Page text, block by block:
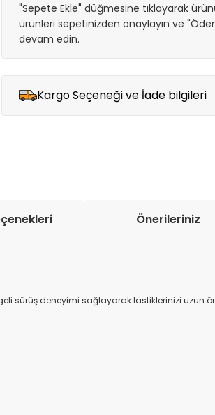
"Sepete Ekle" düğmesine tıklayarak
ürünleri sepetinizden onaylayın ve
devam edin.
Kargo Seçeneği ve İade bilgileri
Önerileriniz
sürüş deneyimi sağlayarak lastiklerinizi uzun